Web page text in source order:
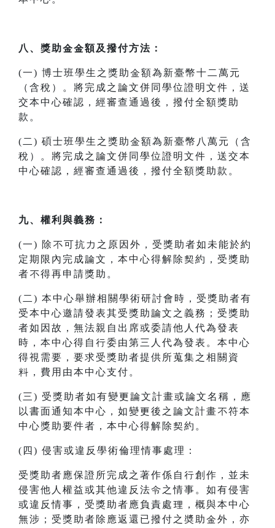
八、獎助金金額及撥付方法：
(一) 博士班學生之獎助金額為新臺幣十二萬元
（含稅）。將完成之論文併同學位證明文件，送
交本中心確認，經審查通過後，撥付全額獎助
款。
(二) 碩士班學生之獎助金額為新臺幣八萬元（含
稅）。將完成之論文併同學位證明文件，送交本
中心確認，經審查通過後，撥付全額獎助款。
九、權利與義務：
(一) 除不可抗力之原因外，受獎助者如未能於約
定期限內完成論文，本中心得解除契約，受獎助
者不得再申請獎助。
(二) 本中心舉辦相關學術研討會時，受獎助者有
受本中心邀請發表其受獎助論文之義務；受獎助
者如因故，無法親自出席或委請他人代為發表
時，本中心得自行委由第三人代為發表。本中心
得視需要，要求受獎助者提供所蒐集之相關資
料，費用由本中心支付。
(三) 受獎助者如有變更論文計畫或論文名稱，應
以書面通知本中心，如變更後之論文計畫不符本
中心獎助要件者，本中心得解除契約。
(四) 侵害或違反學術倫理情事處理：
受獎助者應保證所完成之著作係自行創作，並未
侵害他人權益或其他違反法令之情事。如有侵害
或違反情事，受獎助者應負責處理，概與本中心
無涉；受獎助者除應返還已撥付之奬助金外，亦